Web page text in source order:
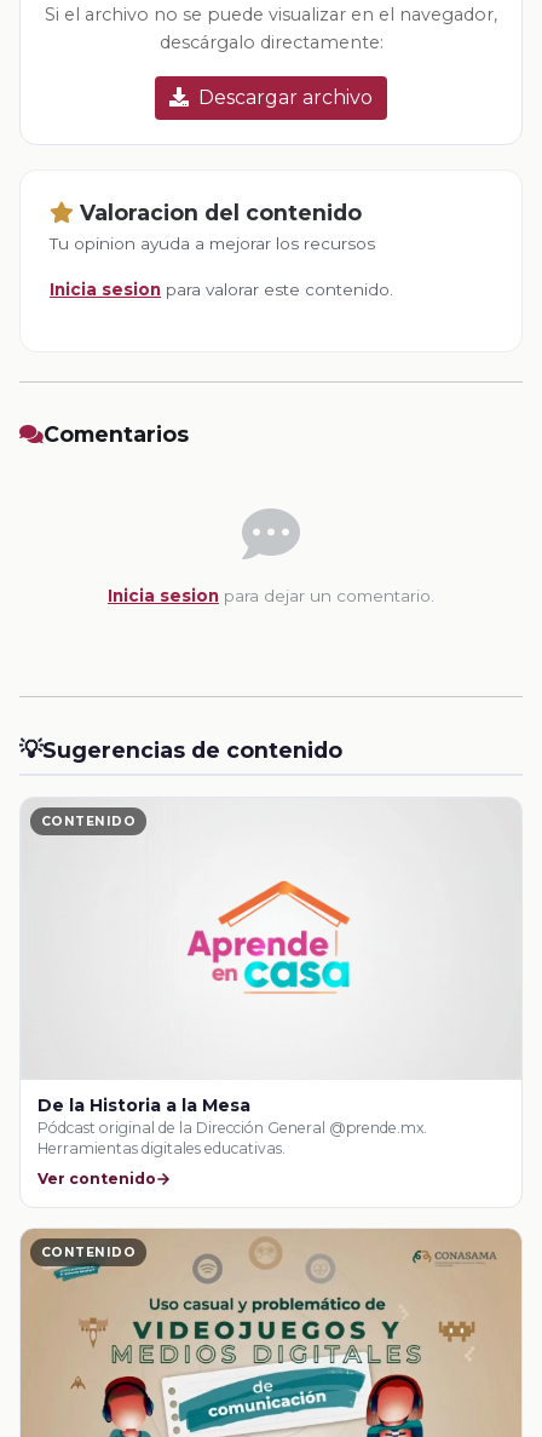
Si el archivo no se puede visualizar en el navegador,
descárgalo directamente:
Descargar archivo
Valoracion del contenido
Tu opinion ayuda a mejorar los recursos
Inicia sesion para valorar este contenido.
Comentarios
Inicia sesion para dejar un comentario.
💡Sugerencias de contenido
CONTENIDO
De la Historia a la Mesa
Pódcast original de la Dirección General @prende.mx.
Herramientas digitales educativas.
Ver contenido
CONTENIDO